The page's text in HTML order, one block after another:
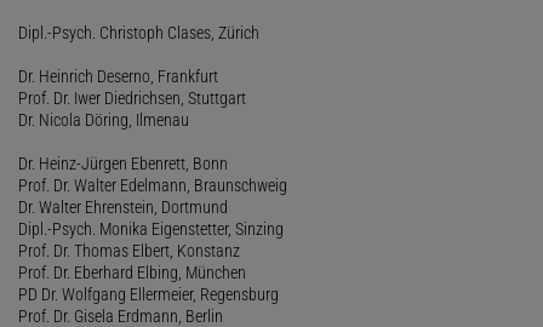
Dipl.-Psych. Christoph Clases, Zürich
Dr. Heinrich Deserno, Frankfurt
Prof. Dr. Iwer Diedrichsen, Stuttgart
Dr. Nicola Döring, Ilmenau
Dr. Heinz-Jürgen Ebenrett, Bonn
Prof. Dr. Walter Edelmann, Braunschweig
Dr. Walter Ehrenstein, Dortmund
Dipl.-Psych. Monika Eigenstetter, Sinzing
Prof. Dr. Thomas Elbert, Konstanz
Prof. Dr. Eberhard Elbing, München
PD Dr. Wolfgang Ellermeier, Regensburg
Prof. Dr. Gisela Erdmann, Berlin